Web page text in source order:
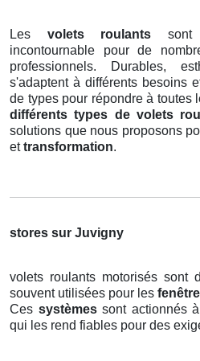
Les volets roulants sont
incontournable pour de
professionnels. Durables,
s'adaptent à différents besoins
de types pour répondre à toutes
différents types de volets
solutions que nous proposons
ettransformation.
stores sur Juvigny
volets roulants motorisés sont
souvent utilisées pour les
Ces systèmessont actionnés à
qui les rend fiables pour des